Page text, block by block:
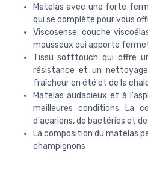
Matelas avec une forte
qui se complète pour vous
Viscosense, couche
mousseux qui apporte
Tissu softtouch qui offre
résistance et un
fraîcheur en été et de la
Matelas audacieux et à
meilleures conditions La
d'acariens, de bactéries et
La composition du matelas
champignons